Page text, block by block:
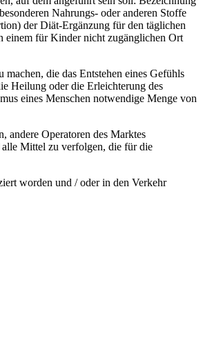
Nahrungs- oder anderen Stoffe
der Diät-Ergänzung für den täglichen
einem für Kinder nicht zugänglichen Ort
die das Entstehen eines Gefühls
Heilung oder die Erleichterung des
eines Menschen notwendige Menge von
andere Operatoren des Marktes
Mittel zu verfolgen, die für die
worden und / oder in den Verkehr